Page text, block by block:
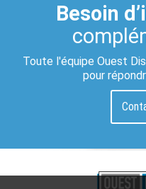
Besoin
Toute l'équipe Ouest
pour